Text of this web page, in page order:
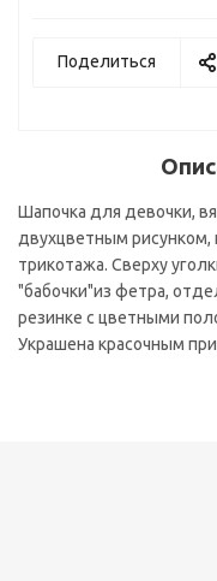
Поделиться
Шапочка для девочки,
двухцветным рисунком,
трикотажа. Сверху
"бабочки"из фетра,
резинке с цветными
Украшена красочным